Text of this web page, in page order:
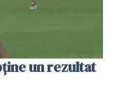
un rezultat